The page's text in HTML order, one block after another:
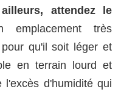
attendez le
emplacement très
qu'il soit léger et
en terrain lourd et
l'excès d'humidité qui